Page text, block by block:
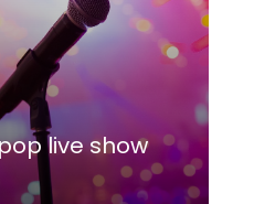
live show